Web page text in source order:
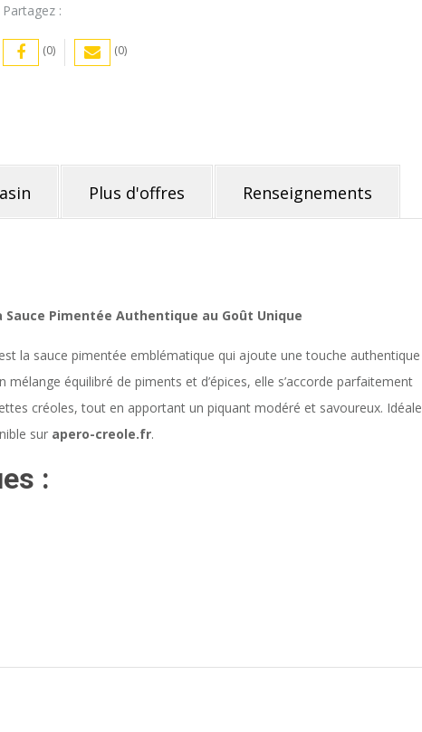
Partagez :
(0) (0)
Plus d'offres Renseignements
Sauce Pimentée Authentique au Goût Unique
est la sauce pimentée emblématique qui ajoute une touche authentique
équilibré de piments et d’épices, elle s’accorde parfaitement
créoles, tout en apportant un piquant modéré et savoureux. Idéale
sur apero-creole.fr.
: